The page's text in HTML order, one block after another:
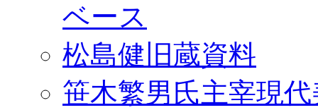
ベース
松島健旧蔵資料
笹木繁男氏主宰現